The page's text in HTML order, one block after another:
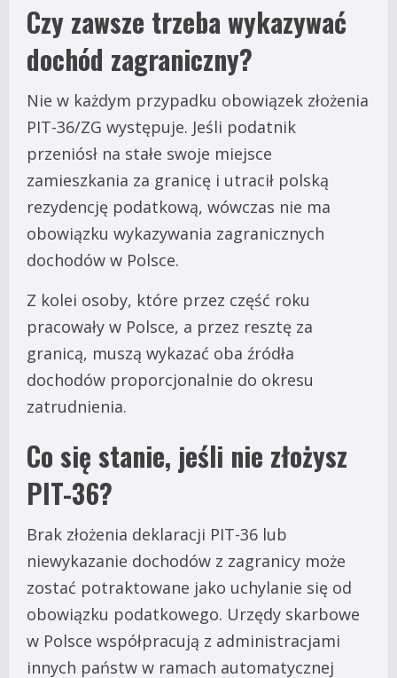
Czy zawsze trzeba wykazywać
dochód zagraniczny?
Nie w każdym przypadku obowiązek złożenia
PIT-36/ZG występuje. Jeśli podatnik
przeniósł na stałe swoje miejsce
zamieszkania za granicę i utracił polską
rezydencję podatkową, wówczas nie ma
obowiązku wykazywania zagranicznych
dochodów w Polsce.
Z kolei osoby, które przez część roku
pracowały w Polsce, a przez resztę za
granicą, muszą wykazać oba źródła
dochodów proporcjonalnie do okresu
zatrudnienia.
Co się stanie, jeśli nie złożysz
PIT-36?
Brak złożenia deklaracji PIT-36 lub
niewykazanie dochodów z zagranicy może
zostać potraktowane jako uchylanie się od
obowiązku podatkowego. Urzędy skarbowe
w Polsce współpracują z administracjami
innych państw w ramach automatycznej